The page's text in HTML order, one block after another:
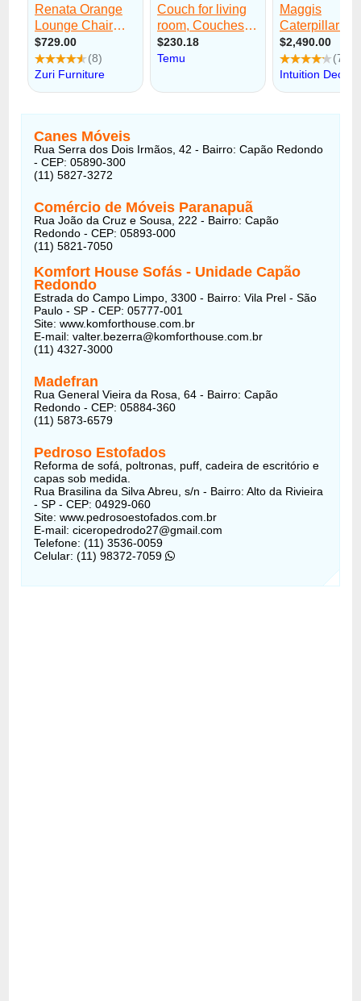
Canes Móveis
Rua Serra dos Dois Irmãos, 42 - Bairro: Capão Redondo
- CEP: 05890-300
(11) 5827-3272
Comércio de Móveis Paranapuã
Rua João da Cruz e Sousa, 222 - Bairro: Capão
Redondo - CEP: 05893-000
(11) 5821-7050
Komfort House Sofás - Unidade Capão
Redondo
Estrada do Campo Limpo, 3300 - Bairro: Vila Prel - São
Paulo - SP - CEP: 05777-001
Site: www.komforthouse.com.br
E-mail:valter.bezerra@komforthouse.com.br
(11) 4327-3000
Madefran
Rua General Vieira da Rosa, 64 - Bairro: Capão
Redondo - CEP: 05884-360
(11) 5873-6579
Pedroso Estofados
Reforma de sofá, poltronas, puff, cadeira de escritório e
capas sob medida.
Rua Brasilina da Silva Abreu, s/n - Bairro: Alto da Rivieira
- SP - CEP: 04929-060
Site: www.pedrosoestofados.com.br
E-mail:ciceropedrodo27@gmail.com
Telefone: (11) 3536-0059
Celular: (11) 98372-7059